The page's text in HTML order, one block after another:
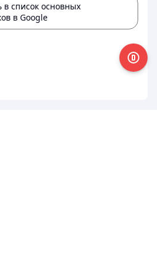
в список основных
в Google